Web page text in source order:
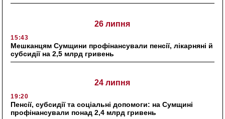
26 липня
15:43
Мешканцям Сумщини профінансували пенсії, лікарняні й
субсидії на 2,5 млрд гривень
24 липня
19:20
Пенсії, субсидії та соціальні допомоги: на Сумщині
профінансували понад 2,4 млрд гривень